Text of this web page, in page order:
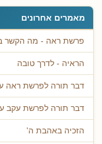
מאמרים אחרונים
פרשת ראה - מה הקשר
הראיה - לדרך טובה
דבר תורה לפרשת ראה
דבר תורה לפרשת עקב
הזכיה באהבת ה'